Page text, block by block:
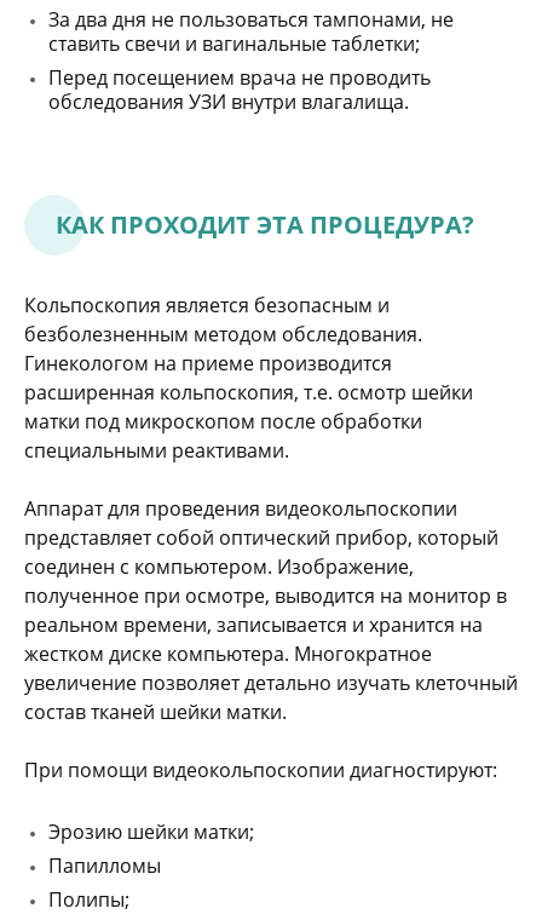
За два дня не пользоваться тампонами, не
ставить свечи и вагинальные таблетки;
Перед посещением врача не проводить
обследования УЗИ внутри влагалища.
КАК ПРОХОДИТ ЭТА ПРОЦЕДУРА?
Кольпоскопия является безопасным и
безболезненным методом обследования.
Гинекологом на приеме производится
расширенная кольпоскопия, т.е. осмотр шейки
матки под микроскопом после обработки
специальными реактивами.
Аппарат для проведения видеокольпоскопии
представляет собой оптический прибор, который
соединен с компьютером. Изображение,
полученное при осмотре, выводится на монитор в
реальном времени, записывается и хранится на
жестком диске компьютера. Многократное
увеличение позволяет детально изучать клеточный
состав тканей шейки матки.
При помощи видеокольпоскопии диагностируют:
Эрозию шейки матки;
Папилломы
Полипы;